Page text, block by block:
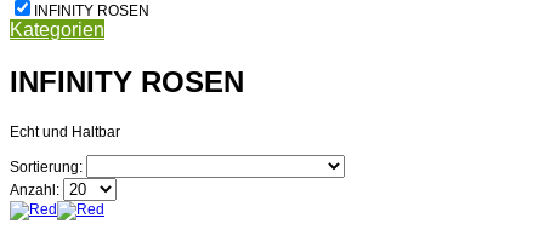
INFINITY ROSEN
Kategorien
INFINITY ROSEN
Echt und Haltbar
Sortierung:
Anzahl: